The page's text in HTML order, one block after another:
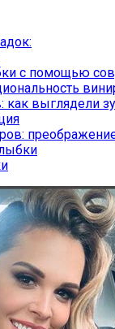
с помощью
как выглядели